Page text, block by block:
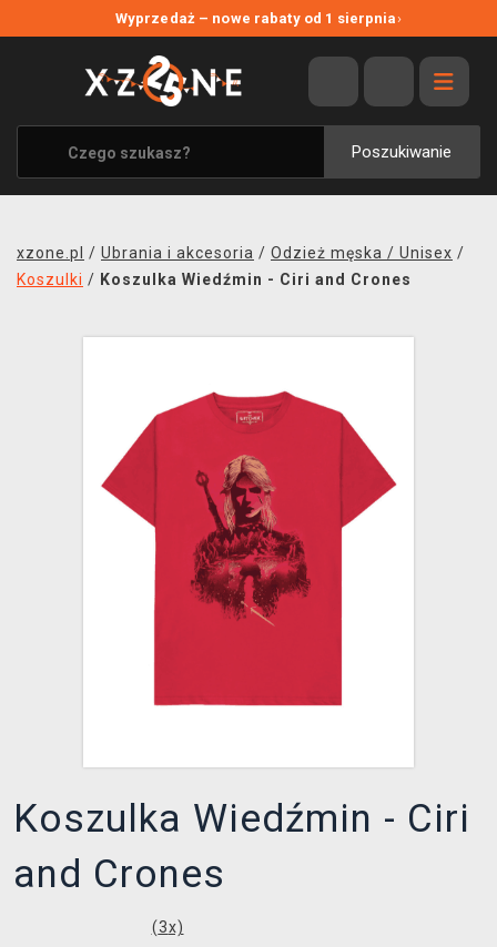
Wyprzedaż – nowe rabaty od 1 sierpnia›
Poszukiwanie
WYPRZEDAŻ
WSZYSTKIE MARKI
XZONE ORIGINALS
UBRANIA I AKCESORIA
SOUNDTRACKI
TRANSPORT
xzone.pl / Ubrania i akcesoria / Odzież męska / Unisex /
Koszulki / Koszulka Wiedźmin - Ciri and Crones
Koszulka Wiedźmin - Ciri
and Crones
(3x)